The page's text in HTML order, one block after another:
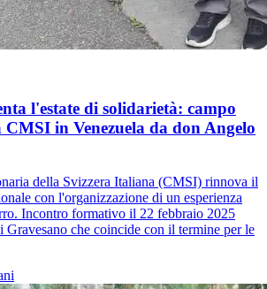
l'estate di solidarietà: campo
in Venezuela da don Angelo
della Svizzera Italiana (CMSI) rinnova il
con l'organizzazione di un esperienza
Incontro formativo il 22 febbraio 2025
Gravesano che coincide con il termine per le